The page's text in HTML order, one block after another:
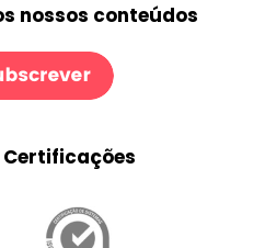
nossos conteúdos
Certificações